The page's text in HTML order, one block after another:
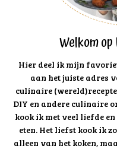
Welkom
Hier deel ik mijn
aan het juiste adres
culinaire
DIY en andere culinaire
kook ik met veel liefde
eten. Het liefst kook ik
alleen van het koken,